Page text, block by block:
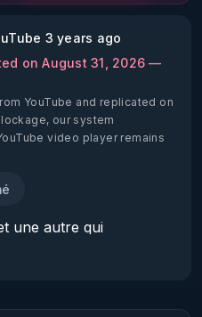
3 years ago
on August 31, 2026 —
YouTube and replicated on
our system
video player remains
une autre qui
l'occasion de
suis sensé vous dire ...